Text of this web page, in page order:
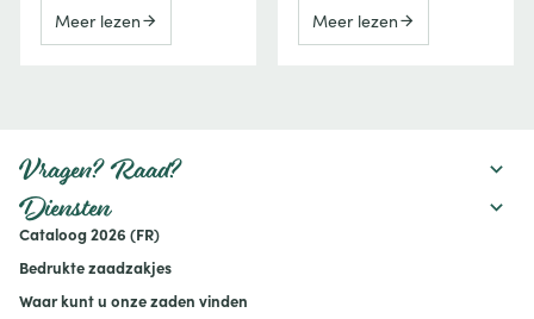
vertraagt de groei, terwijl
extreme hitte de bloei,
rekening mee houdt.
Meer lezen
de oogst, kan de bitterheid
verhogen of een
Meer lezen
Vragen? Raad?
Diensten
Cataloog 2026 (FR)
Bedrukte zaadzakjes
Waar kunt u onze zaden vinden